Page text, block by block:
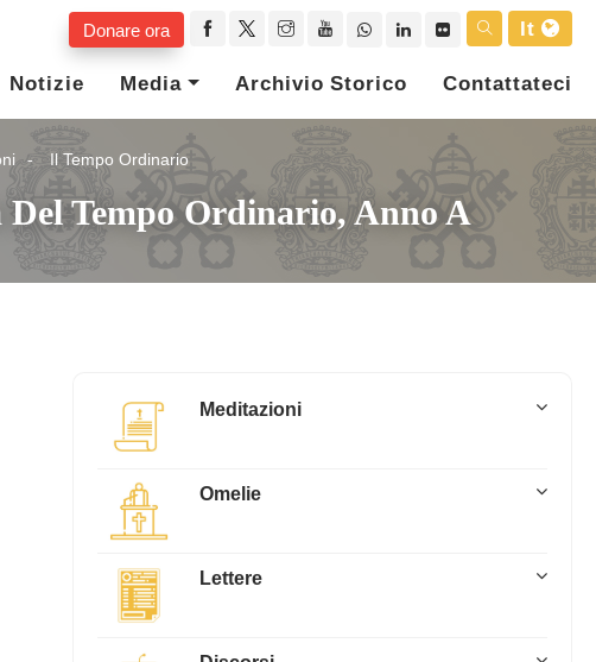
Donare ora
It
Notizie Media Archivio Storico Contattateci
Il Tempo Ordinario
Tempo Ordinario, Anno A
Meditazioni
Omelie
Lettere